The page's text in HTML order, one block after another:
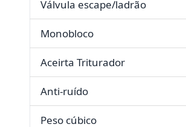
Válvula escape/ladrão
Monobloco
Aceirta Triturador
Anti-ruído
Peso cúbico